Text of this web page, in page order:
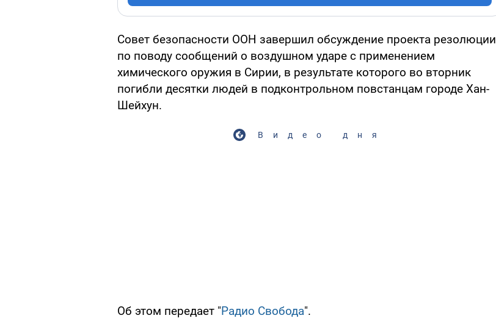
Совет безопасности ООН завершил обсуждение проекта резолюции
по поводу сообщений о воздушном ударе с применением
химического оружия в Сирии, в результате которого во вторник
погибли десятки людей в подконтрольном повстанцам городе Хан-
Шейхун.
Видео дня
Об этом передает "Радио Свобода".